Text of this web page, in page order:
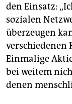
den Einsatz:
sozialen
überzeugen
verschiedenen
Einmalige
bei weitem
denen